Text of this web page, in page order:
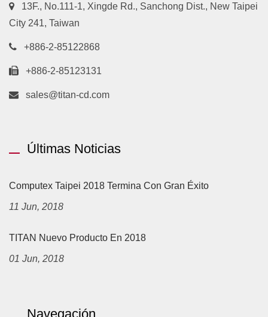
13F., No.111-1, Xingde Rd., Sanchong Dist., New Taipei
City 241, Taiwan
+886-2-85122868
+886-2-85123131
sales@titan-cd.com
Últimas Noticias
Computex Taipei 2018 Termina Con Gran Éxito
11 Jun, 2018
TITAN Nuevo Producto En 2018
01 Jun, 2018
Navegación